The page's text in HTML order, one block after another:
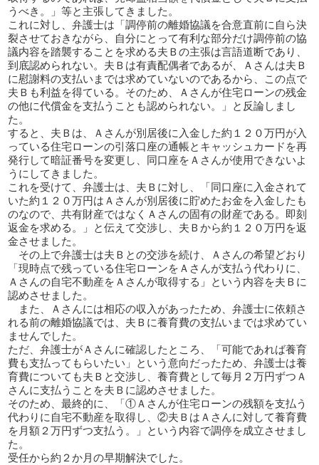
うべき。」等と主張してきました。
これに対し、弁護士は「調停前の離婚協議を合意直前に自ら決
裂させておきながら、自分にとって有利な部分だけ調停前の協
議内容を踏襲することを求める夫Ｂの主張は言語道断であり、
到底認められない。夫Ｂは有責配偶者であるが、Ａさんは夫Ｂ
に慰謝料の支払いまでは求めていないのであるから、この点で
夫Ｂも利益を得ている。そのため、Ａさんが住宅ローンの残金
の他に代償金を支払うことも認められない。」と反論しまし
た。
すると、夫Ｂは、Ａさんが別居後に入金した約１２０万円が入
っている住宅ローンの引落口座の通帳とキャッシュカードを再
発行して暗証番号を変更し、同口座をＡさんが使用できないよ
うにしてきました。
これを受けて、弁護士は、夫Ｂに対し、「同口座に入金されて
いた約１２０万円はＡさんが別居後に貯めたお金を入金したも
のなので、共有財産ではなくＡさんの固有の財産である。即刻
返金を求める。」と伝えて交渉し、夫Ｂから約１２０万円を返
金させました。
その上で弁護士は夫Ｂとの交渉を続け、Ａさんの希望どおり
「現時点で残っている住宅ローンをＡさんが支払う代わりに、
Ａさんの自宅不動産をＡさんが取得する」という内容を夫Ｂに
認めさせました。
また、Ａさんには相応の収入があったため、弁護士に依頼さ
れる前の離婚協議では、夫Ｂに養育費の支払いまでは求めてい
ませんでした。
ただ、弁護士がＡさんに確認したところ、「可能であれば養育
費も支払ってもらいたい」という意向だったため、弁護士は養
育費についても夫Ｂと交渉し、養育費として毎月２万円ずつＡ
さんに支払うことを夫Ｂに認めさせました。
そのため、最終的に、「①Ａさんが住宅ローンの残額を支払う
代わりに自宅不動産を取得し、②夫ＢはＡさんに対して養育費
を月額２万円ずつ支払う。」という内容で調停を成立させまし
た。
受任から約２か月の早期解決でした。